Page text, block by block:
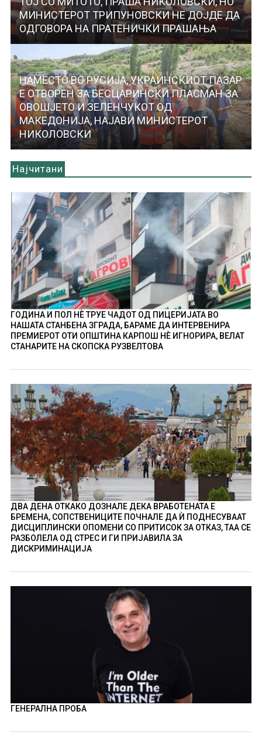
МИНИСТЕРОТ ТРИПУНОВСКИ НЕ ДОЈДЕ ДА
ОДГОВОРА НА ПРАТЕНИЧКИ ПРАШАЊА
НАМЕСТО ВО РУСИЈА, УКРАИНСКИОТ ПАЗАР
Е ОТВОРЕН ЗА БЕСЦАРИНСКИ ПЛАСМАН ЗА
ОВОШЈЕТО И ЗЕЛЕНЧУКОТ ОД
МАКЕДОНИЈА, НАЈАВИ МИНИСТЕРОТ
НИКОЛОВСКИ
Најчитани
ГОДИНА И ПОЛ НÈ ТРУЕ ЧАДОТ ОД ПИЦЕРИЈАТА ВО
НАШАТА СТАНБЕНА ЗГРАДА, БАРАМЕ ДА ИНТЕРВЕНИРА
ПРЕМИЕРОТ ОТИ ОПШТИНА КАРПОШ НÈ ИГНОРИРА, ВЕЛАТ
СТАНАРИТЕ НА СКОПСКА РУЗВЕЛТОВА
ДВА ДЕНА ОТКАКО ДОЗНАЛЕ ДЕКА ВРАБОТЕНАТА Е
БРЕМЕНА, СОПСТВЕНИЦИТЕ ПОЧНАЛЕ ДА Ѝ ПОДНЕСУВААТ
ДИСЦИПЛИНСКИ ОПОМЕНИ СО ПРИТИСОК ЗА ОТКАЗ, ТАА СЕ
РАЗБОЛЕЛА ОД СТРЕС И ГИ ПРИЈАВИЛА ЗА
ДИСКРИМИНАЦИЈА
ГЕНЕРАЛНА ПРОБА